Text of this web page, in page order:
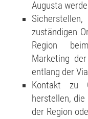
Augusta
zuständigen
Region
Marketing
entlang der
Kontakt zu
herstellen,
der Region